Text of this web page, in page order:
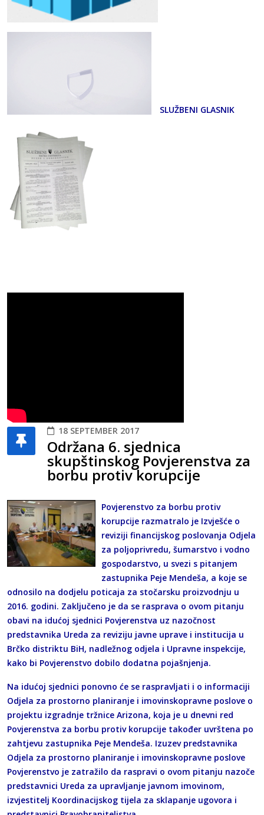
SLUŽBENI GLASNIK
18 SEPTEMBER 2017
Održana 6. sjednica
skupštinskog Povjerenstva za
borbu protiv korupcije
Povjerenstvo za borbu protiv
korupcije razmatralo je Izvješće o
reviziji financijskog poslovanja Odjela
za poljoprivredu, šumarstvo i vodno
gospodarstvo, u svezi s pitanjem
zastupnika Peje Mendeša, a koje se
odnosilo na dodjelu poticaja za stočarsku proizvodnju u
2016. godini. Zaključeno je da se rasprava o ovom pitanju
obavi na idućoj sjednici Povjerenstva uz nazočnost
predstavnika Ureda za reviziju javne uprave i institucija u
Brčko distriktu BiH, nadležnog odjela i Upravne inspekcije,
kako bi Povjerenstvo dobilo dodatna pojašnjenja.
Na idućoj sjednici ponovno će se raspravljati i o informaciji
Odjela za prostorno planiranje i imovinskopravne poslove o
projektu izgradnje tržnice Arizona, koja je u dnevni red
Povjerenstva za borbu protiv korupcije također uvrštena po
zahtjevu zastupnika Peje Mendeša. Izuzev predstavnika
Odjela za prostorno planiranje i imovinskopravne poslove
Povjerenstvo je zatražilo da raspravi o ovom pitanju nazoče
predstavnici Ureda za upravljanje javnom imovinom,
izvjestitelj Koordinacijskog tijela za sklapanje ugovora i